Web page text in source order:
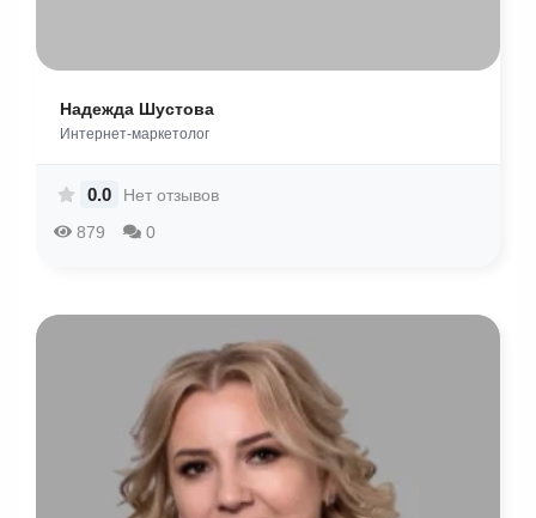
Надежда Шустова
Интернет-маркетолог
879 0
0.0 Нет отзывов